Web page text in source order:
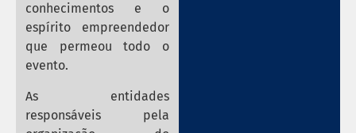
conhecimentos e o
espírito empreendedor
que permeou todo o
evento.
As entidades
responsáveis pela